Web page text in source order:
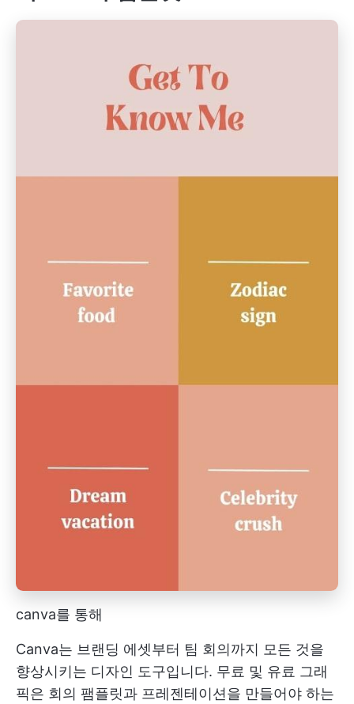
canva를 통해
Canva는 브랜딩 에셋부터 팀 회의까지 모든 것을
향상시키는 디자인 도구입니다. 무료 및 유료 그래
픽은 회의 팸플릿과 프레젠테이션을 만들어야 하는